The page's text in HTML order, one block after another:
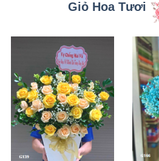
Giỏ Hoa Tươi